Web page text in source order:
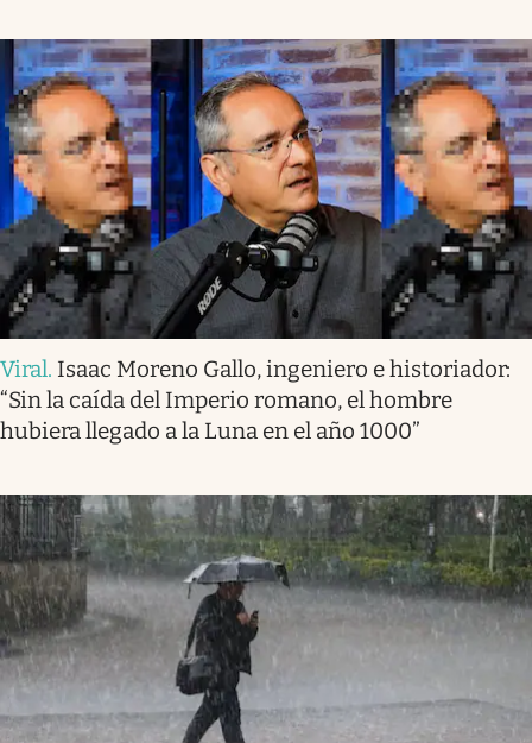
Viral. Isaac Moreno Gallo, ingeniero e historiador:
“Sin la caída del Imperio romano, el hombre
hubiera llegado a la Luna en el año 1000”